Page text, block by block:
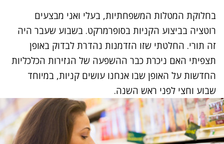
בחלוקת המטלות המשפחתיות, בעלי ואני מבצעים
רוטציה בביצוע הקניות בסופרמרקט. בשבוע שעבר היה
זה תורי. החלטתי שזו הזדמנות נהדרת לבדוק באופן
תצפיתי האם ניכרת כבר ההשפעה של הגזירות הכלכליות
החדשות על האופן שבו אנחנו עושים קניות, במיוחד
שבוע וחצי לפני ראש השנה.